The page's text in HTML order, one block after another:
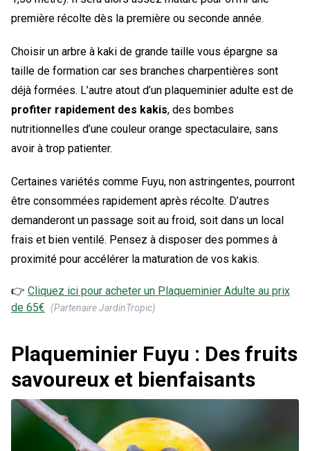
première récolte dès la première ou seconde année.
Choisir un arbre à kaki de grande taille vous épargne sa
taille de formation car ses branches charpentières sont
déjà formées. L’autre atout d’un plaqueminier adulte est de
profiter rapidement des kakis, des bombes
nutritionnelles d’une couleur orange spectaculaire, sans
avoir à trop patienter.
Certaines variétés comme Fuyu, non astringentes, pourront
être consommées rapidement après récolte. D’autres
demanderont un passage soit au froid, soit dans un local
frais et bien ventilé. Pensez à disposer des pommes à
proximité pour accélérer la maturation de vos kakis.
👉 Cliquez ici pour acheter un Plaqueminier Adulte au prix
de 65€ (Partenaire JardinTropic)
Plaqueminier Fuyu : Des fruits
savoureux et bienfaisants